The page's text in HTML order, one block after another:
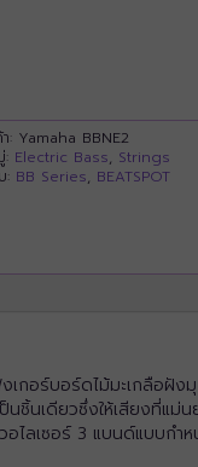
: Yamaha BBNE2
: Electric Bass, Strings
: BB Series, BEATSPOT
เกอร์บอร์ดไม้มะเกลือ
นชิ้นเดียวซึ่งให้เสียงที่
ลเซอร์ 3 แบนด์แบบกำ